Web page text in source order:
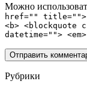
Можно
href="" title="">
<b> <blockquote
datetime="">
Рубрики